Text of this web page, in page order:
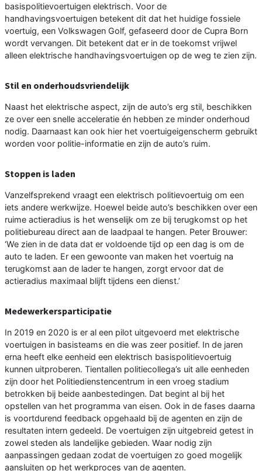
basispolitievoertuigen elektrisch. Voor de
handhavingsvoertuigen betekent dit dat het huidige fossiele
voertuig, een Volkswagen Golf, gefaseerd door de Cupra Born
wordt vervangen. Dit betekent dat er in de toekomst vrijwel
alleen elektrische handhavingsvoertuigen op de weg te zien zijn.
Stil en onderhoudsvriendelijk
Naast het elektrische aspect, zijn de auto’s erg stil, beschikken
ze over een snelle acceleratie én hebben ze minder onderhoud
nodig. Daarnaast kan ook hier het voertuigeigenscherm gebruikt
worden voor politie-informatie en zijn de auto’s ruim.
Stoppen is laden
Vanzelfsprekend vraagt een elektrisch politievoertuig om een
iets andere werkwijze. Hoewel beide auto’s beschikken over een
ruime actieradius is het wenselijk om ze bij terugkomst op het
politiebureau direct aan de laadpaal te hangen. Peter Brouwer:
‘We zien in de data dat er voldoende tijd op een dag is om de
auto te laden. Er een gewoonte van maken het voertuig na
terugkomst aan de lader te hangen, zorgt ervoor dat de
actieradius maximaal blijft tijdens een dienst.’
Medewerkersparticipatie
In 2019 en 2020 is er al een pilot uitgevoerd met elektrische
voertuigen in basisteams en die was zeer positief. In de jaren
erna heeft elke eenheid een elektrisch basispolitievoertuig
kunnen uitproberen. Tientallen politiecollega’s uit alle eenheden
zijn door het Politiedienstencentrum in een vroeg stadium
betrokken bij beide aanbestedingen. Dat begint al bij het
opstellen van het programma van eisen. Ook in de fases daarna
is voortdurend feedback opgehaald bij de agenten en zijn de
resultaten intern gedeeld. De voertuigen zijn uitgebreid getest in
zowel steden als landelijke gebieden. Waar nodig zijn
aanpassingen gedaan zodat de voertuigen zo goed mogelijk
aansluiten op het werkproces van de agenten.